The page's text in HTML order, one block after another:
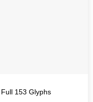
153 Glyphs